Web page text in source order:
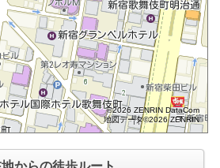
©2026 ZENRIN DataCom
地図データ©2026 ZENRIN